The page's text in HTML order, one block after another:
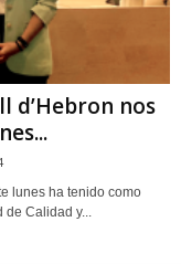
d’Hebron nos
lunes ha tenido como
de Calidad y...